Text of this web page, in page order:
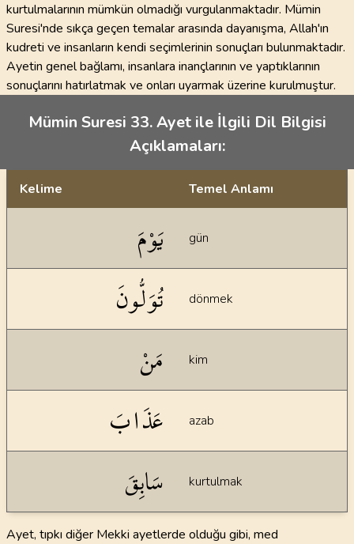
kurtulmalarının mümkün olmadığı vurgulanmaktadır. Mümin
Suresi'nde sıkça geçen temalar arasında dayanışma, Allah'ın
kudreti ve insanların kendi seçimlerinin sonuçları bulunmaktadır.
Ayetin genel bağlamı, insanlara inançlarının ve yaptıklarının
sonuçlarını hatırlatmak ve onları uyarmak üzerine kurulmuştur.
Mümin Suresi 33. Ayet ile İlgili Dil Bilgisi
Açıklamaları:
Kelime Temel Anlamı
يَوْمَ gün
تُوَلُّونَ dönmek
مَنْ kim
عَذَابَ azab
سَابِقَ kurtulmak
Ayet, tıpkı diğer Mekki ayetlerde olduğu gibi, med